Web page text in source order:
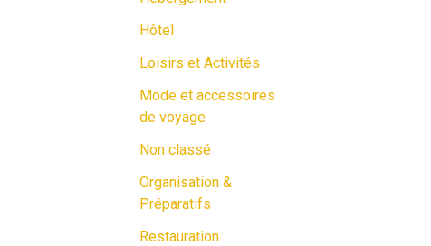
Hôtel
Loisirs et Activités
Mode et accessoires
de voyage
Non classé
Organisation &
Préparatifs
Restauration